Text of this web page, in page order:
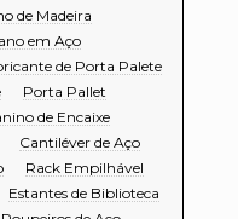
de Madeira
em Aço
de Porta Palete
Porta Pallet
de Encaixe
Cantiléver de Aço
Rack Empilhável
Estantes de Biblioteca